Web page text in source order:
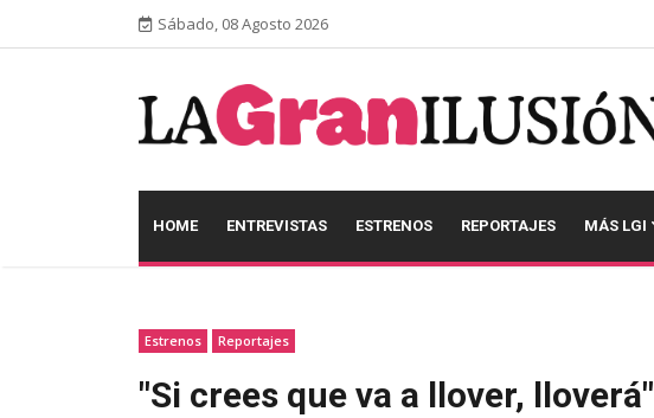
Sábado, 08 Agosto 2026
HOME ENTREVISTAS ESTRENOS REPORTAJES MÁS LGI
Estrenos Reportajes
"Si crees que va a llover, lloverá"